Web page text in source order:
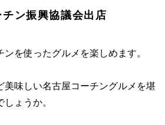
チン振興協議会出店
を使ったグルメを楽しめます。
美味しい名古屋コーチングルメを堪
ょうか。